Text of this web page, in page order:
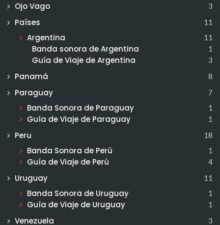
Ojo Vago 3
Países 11
Argentina 11
Banda sonora de Argentina 1
Guía de Viaje de Argentina 3
Panamá 8
Paraguay 7
Banda Sonora de Paraguay 1
Guía de Viaje de Paraguay 1
Peru 18
Banda Sonora de Perú 1
Guía de Viaje de Perú 4
Uruguay 11
Banda Sonora de Uruguay 1
Guía de Viaje de Uruguay 1
Venezuela 3